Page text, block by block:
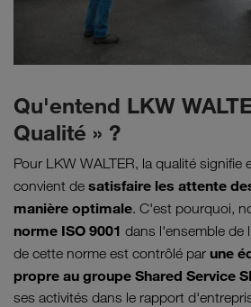
Qu'entend LKW
Qualité » ?
Pour LKW WALTER, la qualité signifie
convient de satisfaire les attente
manière optimale. C'est pourquoi,
norme ISO 9001 dans l'ensemble de
de cette norme est contrôlé par une
propre au groupe Shared Service
ses activités dans le rapport